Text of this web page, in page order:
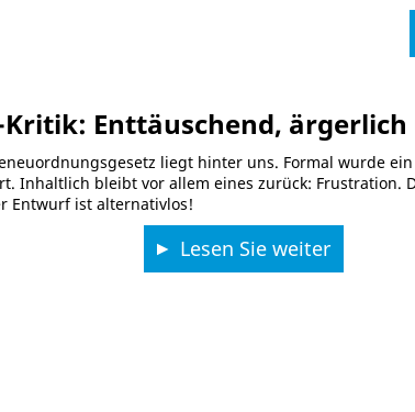
Kritik: Enttäuschend,
liegt hinter uns. Formal wurde
Inhaltlich bleibt vor allem eines zurück: Frustration.
Entwurf ist alternativlos!
Lesen Sie weiter